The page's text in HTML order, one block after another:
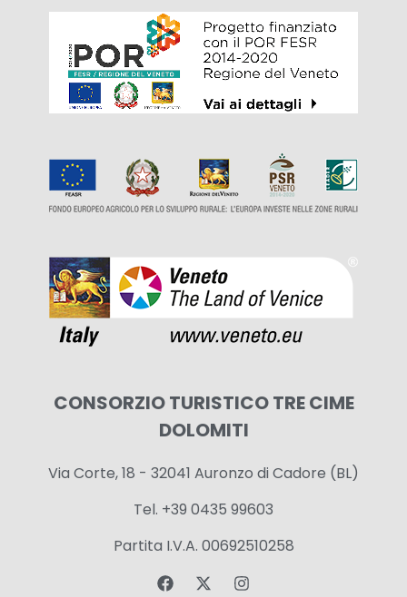
CONSORZIO TURISTICO TRE CIME
DOLOMITI
Via Corte, 18 - 32041 Auronzo di Cadore (BL)
Tel. +39 0435 99603
Partita I.V.A. 00692510258